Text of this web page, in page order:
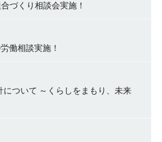
づくり相談会実施！
働相談実施！
ついて ～くらしをまもり、未来